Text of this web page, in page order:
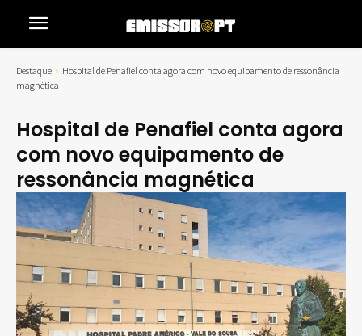
Destaque
Hospital de Penafiel conta agora com novo equipamento de ressonância
magnética
Hospital de Penafiel conta agora
com novo equipamento de
ressonância magnética